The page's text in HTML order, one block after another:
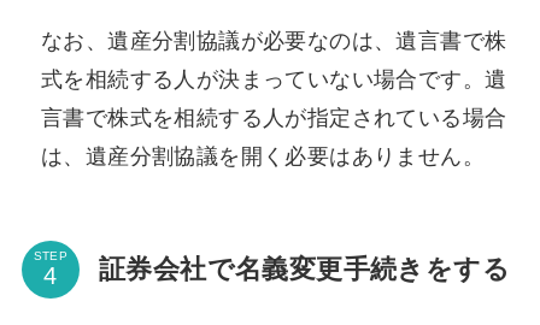
なお、遺産分割協議が必要なのは、遺言書で株
式を相続する人が決まっていない場合です。遺
言書で株式を相続する人が指定されている場合
は、遺産分割協議を開く必要はありません。
STEP 証券会社で名義変更手続きをする